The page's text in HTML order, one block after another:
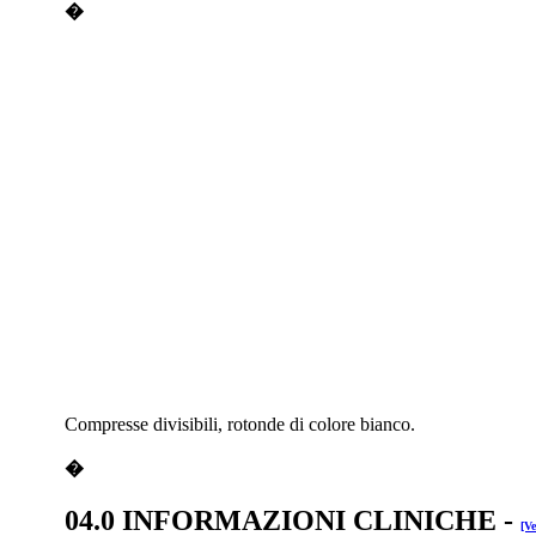
�
Compresse divisibili, rotonde di colore bianco.
�
04.0 INFORMAZIONI CLINICHE -